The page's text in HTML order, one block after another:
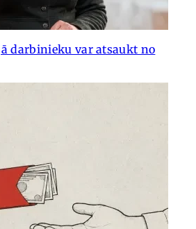
darbinieku var atsaukt no